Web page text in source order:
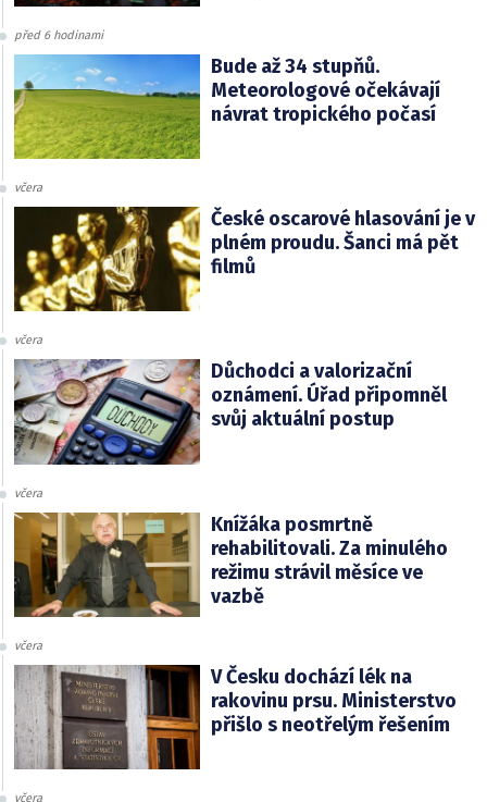
před 6 hodinami
Bude až 34 stupňů.
Meteorologové očekávají
návrat tropického počasí
včera
České oscarové hlasování je v
plném proudu. Šanci má pět
filmů
včera
Důchodci a valorizační
oznámení. Úřad připomněl
svůj aktuální postup
včera
Knížáka posmrtně
rehabilitovali. Za minulého
režimu strávil měsíce ve
vazbě
včera
V Česku dochází lék na
rakovinu prsu. Ministerstvo
přišlo s neotřelým řešením
včera